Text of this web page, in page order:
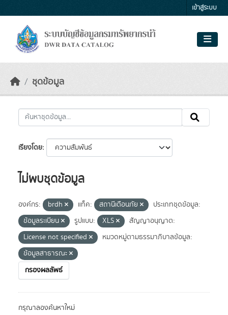
เข้าสู่ระบบ
ชุดข้อมูล
เรียงโดย
ไม่พบชุดข้อมูล
องค์กร: brdh แท็ค: สถานีเตือนภัย
ประเภทชุดข้อมูล:
ข้อมูลระเบียน
รูปแบบ: XLS
สัญญาอนุญาต:
License not specified
หมวดหมู่ตามธรรมาภิบาลข้อมูล:
ข้อมูลสาธารณะ
กรองผลลัพธ์
กรุณาลองค้นหาใหม่